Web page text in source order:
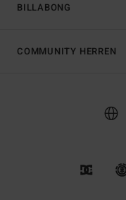
BILLABONG
COMMUNITY HERREN